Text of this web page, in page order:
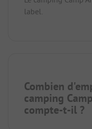
label.
Combien
camping
compte-t-il ?